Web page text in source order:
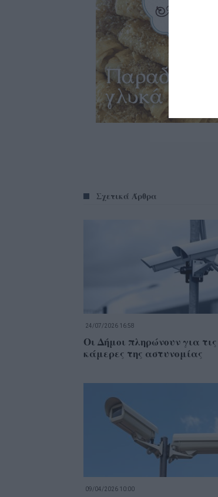
Σχετικά Άρθρα
24/07/2026 16:58
Οι Δήμοι πληρώνουν για τις
κάμερες της αστυνομίας
09/04/2026 10:00